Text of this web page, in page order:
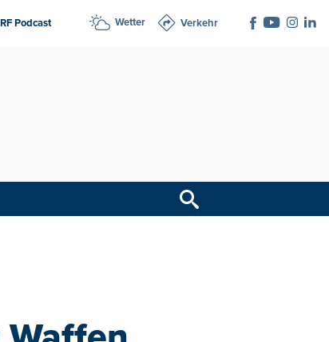
Podcast Wetter Verkehr